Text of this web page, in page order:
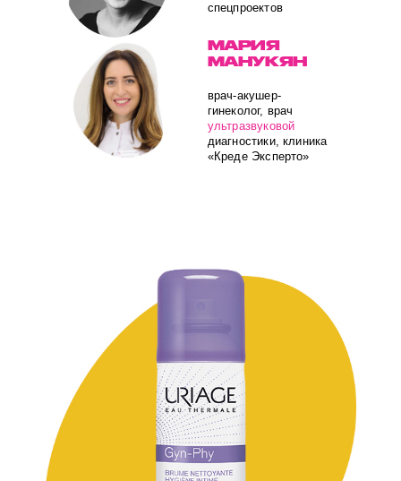
спецпроектов
МАРИЯ
МАНУКЯН
врач-акушер-
гинеколог, врач
ультразвуковой
диагностики, клиника
«Креде Эксперто»